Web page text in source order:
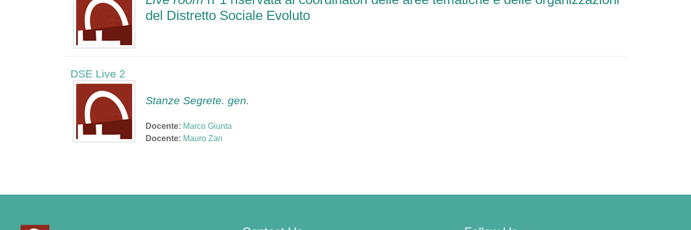
del Distretto Sociale Evoluto
DSE Live 2
Stanze Segrete. gen.
Docente: Marco Giunta
Docente: Mauro Zan